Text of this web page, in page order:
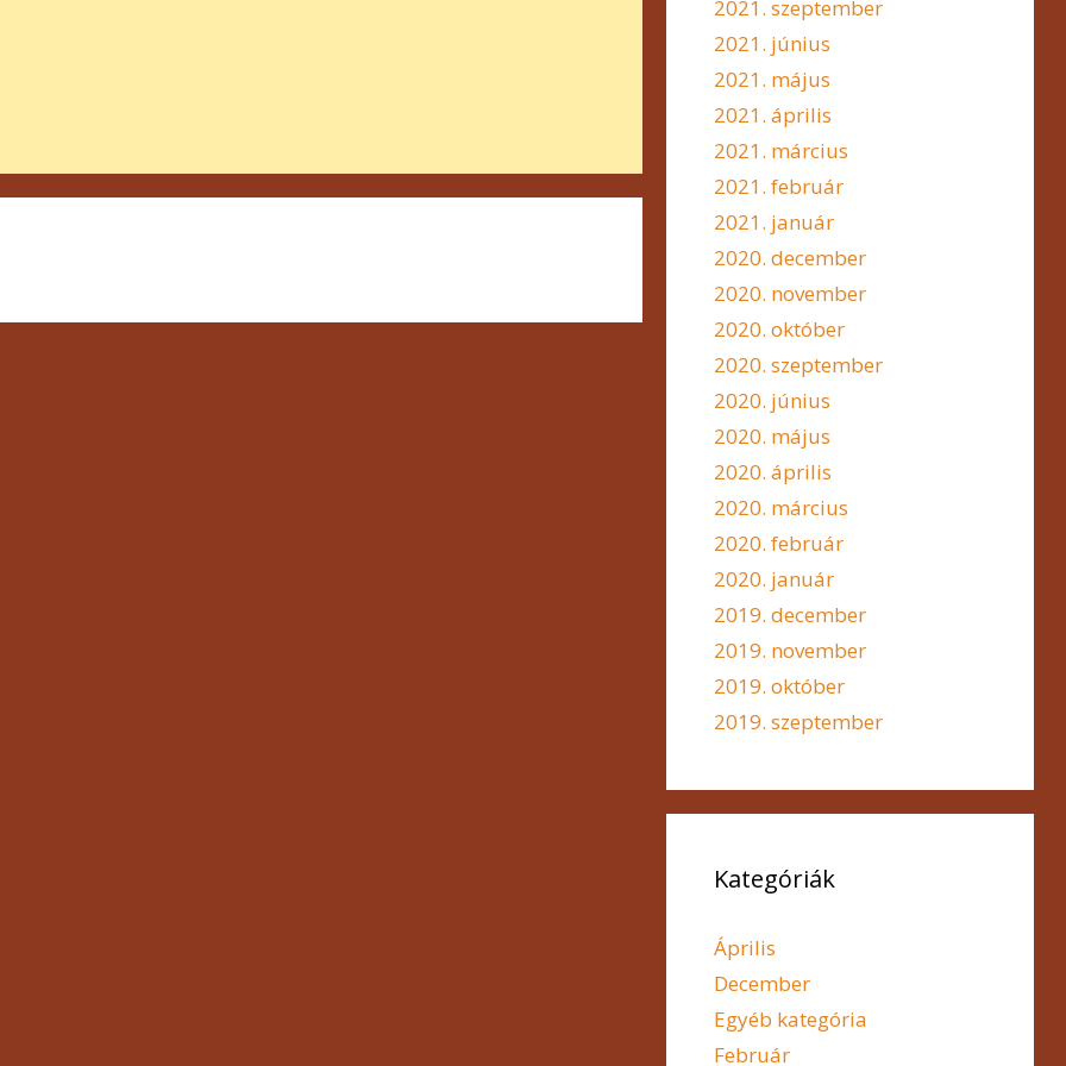
2021. szeptember
2021. június
2021. május
2021. április
2021. március
2021. február
2021. január
2020. december
2020. november
2020. október
2020. szeptember
2020. június
2020. május
2020. április
2020. március
2020. február
2020. január
2019. december
2019. november
2019. október
2019. szeptember
Kategóriák
Április
December
Egyéb kategória
Február